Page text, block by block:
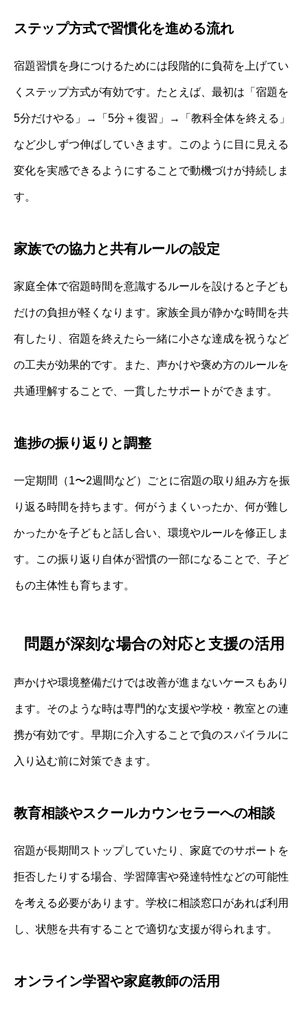
ステップ方式で習慣化を進める流れ
宿題習慣を身につけるためには段階的に負荷を上げてい
くステップ方式が有効です。たとえば、最初は「宿題を
5分だけやる」→「5分＋復習」→「教科全体を終える」
など少しずつ伸ばしていきます。このように目に見える
変化を実感できるようにすることで動機づけが持続しま
す。
家族での協力と共有ルールの設定
家庭全体で宿題時間を意識するルールを設けると子ども
だけの負担が軽くなります。家族全員が静かな時間を共
有したり、宿題を終えたら一緒に小さな達成を祝うなど
の工夫が効果的です。また、声かけや褒め方のルールを
共通理解することで、一貫したサポートができます。
進捗の振り返りと調整
一定期間（1〜2週間など）ごとに宿題の取り組み方を振
り返る時間を持ちます。何がうまくいったか、何が難し
かったかを子どもと話し合い、環境やルールを修正しま
す。この振り返り自体が習慣の一部になることで、子ど
もの主体性も育ちます。
問題が深刻な場合の対応と支援の活用
声かけや環境整備だけでは改善が進まないケースもあり
ます。そのような時は専門的な支援や学校・教室との連
携が有効です。早期に介入することで負のスパイラルに
入り込む前に対策できます。
教育相談やスクールカウンセラーへの相談
宿題が長期間ストップしていたり、家庭でのサポートを
拒否したりする場合、学習障害や発達特性などの可能性
を考える必要があります。学校に相談窓口があれば利用
し、状態を共有することで適切な支援が得られます。
オンライン学習や家庭教師の活用